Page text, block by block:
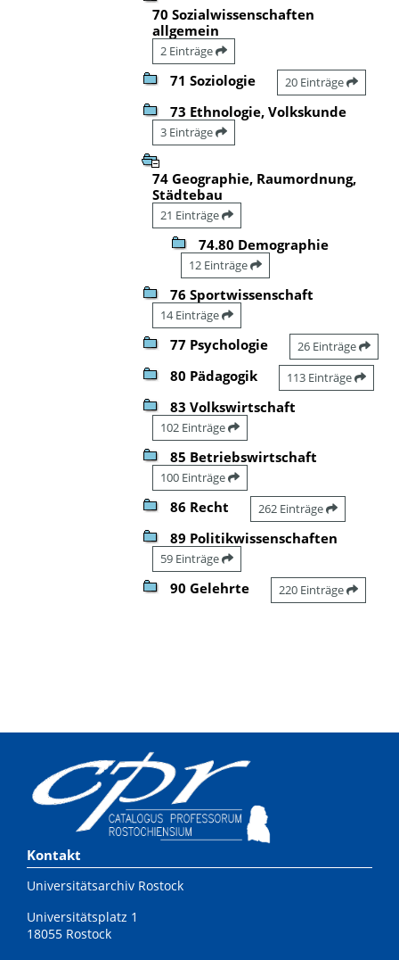
70 Sozialwissenschaften
allgemein
2 Einträge
71 Soziologie 20 Einträge
73 Ethnologie, Volkskunde
3 Einträge
74 Geographie, Raumordnung,
Städtebau
21 Einträge
74.80 Demographie
12 Einträge
76 Sportwissenschaft
14 Einträge
77 Psychologie 26 Einträge
80 Pädagogik 113 Einträge
83 Volkswirtschaft
102 Einträge
85 Betriebswirtschaft
100 Einträge
86 Recht 262 Einträge
89 Politikwissenschaften
59 Einträge
90 Gelehrte 220 Einträge
Kontakt
Universitätsarchiv Rostock
Universitätsplatz 1
18055 Rostock